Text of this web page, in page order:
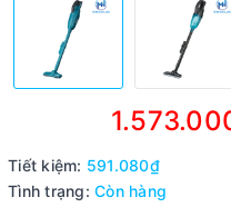
Tiết kiệm: 591.080₫
Tình trạng: Còn hàng